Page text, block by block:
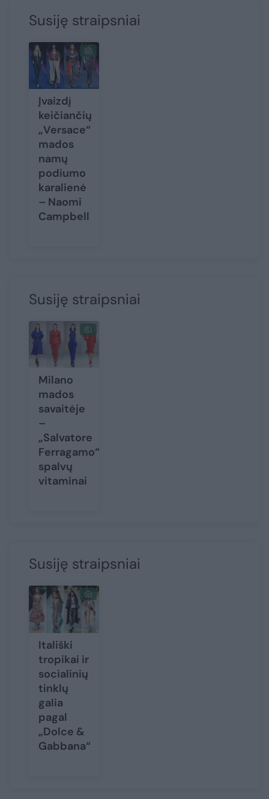
Susiję straipsniai
Įvaizdį
keičiančių
„Versace“
mados
namų
podiumo
karalienė
– Naomi
Campbell
Susiję straipsniai
Milano
mados
savaitėje
–
„Salvatore
Ferragamo“
spalvų
vitaminai
Susiję straipsniai
Itališki
tropikai ir
socialinių
tinklų
galia
pagal
„Dolce &
Gabbana“